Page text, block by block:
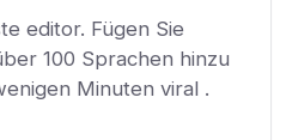
editor. Fügen Sie
100 Sprachen hinzu
Minuten viral .